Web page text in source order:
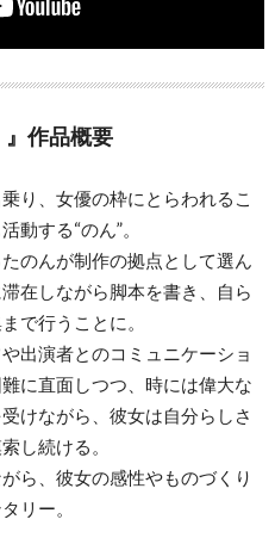
』作品概要
り、女優の枠にとらわれるこ
動する“のん”。
のんが制作の拠点として選ん
在しながら脚本を書き、自ら
で行うことに。
出演者とのコミュニケーショ
に直面しつつ、時には偉大な
けながら、彼女は自分らしさ
し続ける。
ら、彼女の感性やものづくり
リー。